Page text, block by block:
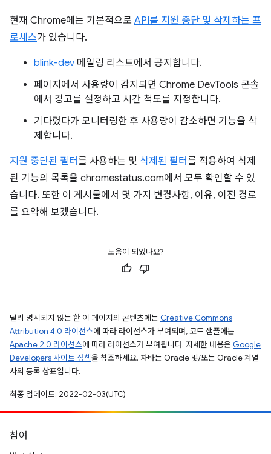
현재 Chrome에는 기본적으로 API를 지원 중단 및 삭제하는 프
로세스가 있습니다.
blink-dev 메일링 리스트에서 공지합니다.
페이지에서 사용량이 감지되면 Chrome DevTools 콘솔
에서 경고를 설정하고 시간 척도를 지정합니다.
기다렸다가 모니터링한 후 사용량이 감소하면 기능을 삭
제합니다.
지원 중단된 필터를 사용하는 및 삭제된 필터를 적용하여 삭제
된 기능의 목록을 chromestatus.com에서 모두 확인할 수 있
습니다. 또한 이 게시물에서 몇 가지 변경사항, 이유, 이전 경로
를 요약해 보겠습니다.
도움이 되었나요?
달리 명시되지 않는 한 이 페이지의 콘텐츠에는 Creative Commons
Attribution 4.0 라이선스에 따라 라이선스가 부여되며, 코드 샘플에는
Apache 2.0 라이선스에 따라 라이선스가 부여됩니다. 자세한 내용은 Google
Developers 사이트 정책을 참조하세요. 자바는 Oracle 및/또는 Oracle 계열
사의 등록 상표입니다.
최종 업데이트: 2022-02-03(UTC)
참여